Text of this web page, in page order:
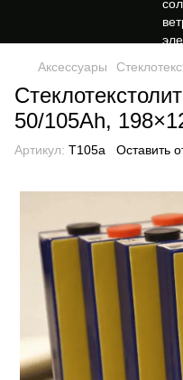
Аксессуары
50/105Ah,
Артикул: T105a Оставить